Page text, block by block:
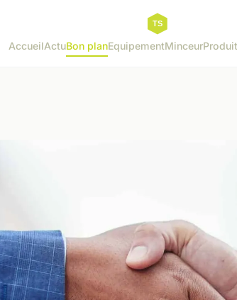
AccueilActuBon planEquipementMinceurProduit